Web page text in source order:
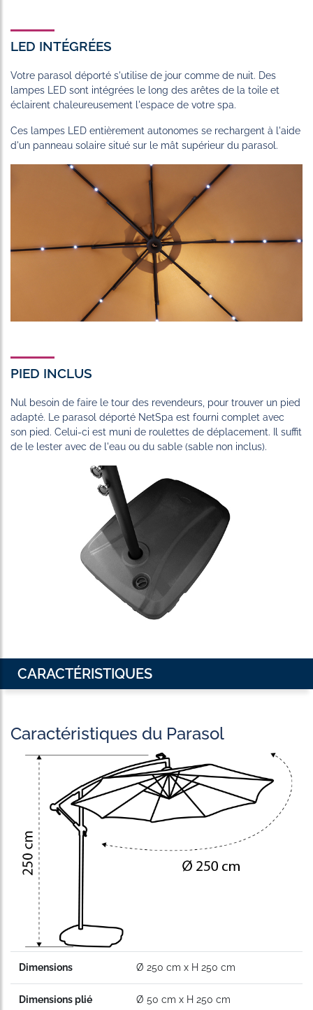
LED INTÉGRÉES
Votre parasol déporté s'utilise de jour comme de nuit. Des
lampes LED sont intégrées le long des arêtes de la toile et
éclairent chaleureusement l'espace de votre spa.
Ces lampes LED entièrement autonomes se rechargent à l'aide
d'un panneau solaire situé sur le mât supérieur du parasol.
PIED INCLUS
Nul besoin de faire le tour des revendeurs, pour trouver un pied
adapté. Le parasol déporté NetSpa est fourni complet avec
son pied. Celui-ci est muni de roulettes de déplacement. Il suffit
de le lester avec de l'eau ou du sable (sable non inclus).
CARACTÉRISTIQUES
Caractéristiques du Parasol
Dimensions Ø 250 cm x H 250 cm
Dimensions plié Ø 50 cm x H 250 cm